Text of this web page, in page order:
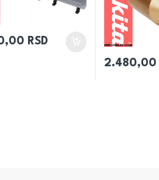
RSD
2.480,00